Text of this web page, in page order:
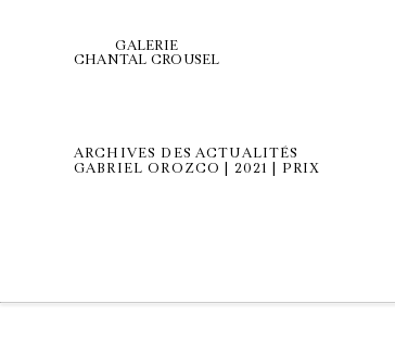
GALERIE
CHANTAL CROUSEL
ARCHIVES DES ACTUALITÉS
GABRIEL OROZCO | 2021 | PRIX